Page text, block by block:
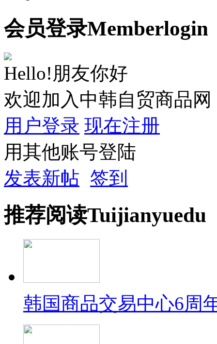
会员登录Memberlogin
Hello!朋友你好
欢迎加入中韩自贸商品网
用户登录 现在注册
用其他账号登陆
发表新帖 签到
推荐阅读Tuijianyuedu
韩国商品交易中心6周